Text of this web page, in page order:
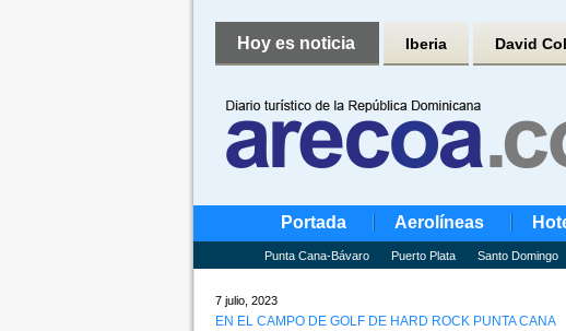
Hoy es noticia Iberia David
Portada Aerolíneas
Punta Cana-Bávaro Puerto Plata Santo Domingo
7 julio, 2023
EN EL CAMPO DE GOLF DE HARD ROCK PUNTA CANA